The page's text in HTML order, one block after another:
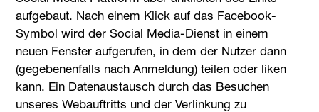
aufgebaut. Nach einem Klick auf das Facebook-
Symbol wird der Social Media-Dienst in einem
neuen Fenster aufgerufen, in dem der Nutzer dann
(gegebenenfalls nach Anmeldung) teilen oder liken
kann. Ein Datenaustausch durch das Besuchen
unseres Webauftritts und der Verlinkung zu